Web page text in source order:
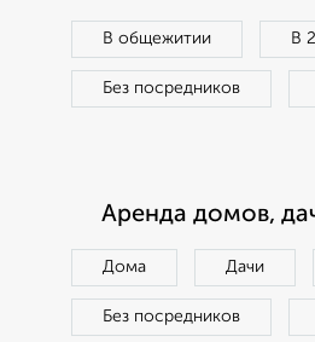
В общежитии В
Без посредников
Аренда домов,
Дома Дачи
Без посредников